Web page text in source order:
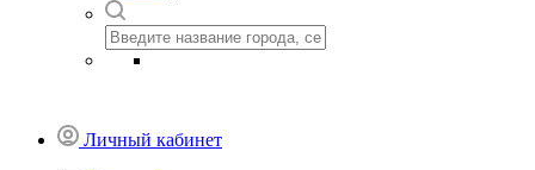
Личный кабинет